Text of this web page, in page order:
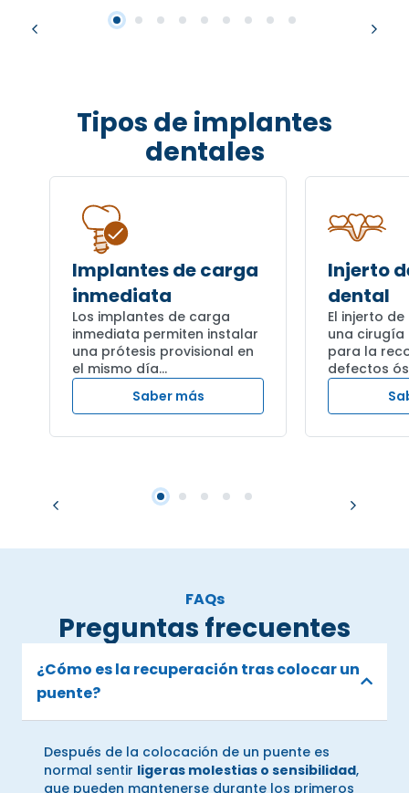
Tipos de implantes
dentales
Implantes de carga
inmediata
Los implantes de carga
inmediata permiten instalar
una prótesis provisional en
el mismo día…
Saber más
Injerto
dental
El injerto
una cirugía
para la
defectos
FAQs
Preguntas frecuentes
¿Cómo es la recuperación tras colocar un
puente?
Después de la colocación de un puente es
normal sentir ligeras molestias o sensibilidad,
que pueden mantenerse durante los primeros